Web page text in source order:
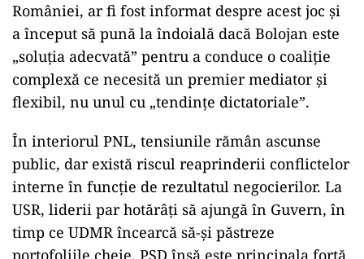
României, ar fi fost informat despre acest joc și
a început să pună la îndoială dacă Bolojan este
„soluția adecvată” pentru a conduce o coaliție
complexă ce necesită un premier mediator și
flexibil, nu unul cu „tendințe dictatoriale”.
În interiorul PNL, tensiunile rămân ascunse
public, dar există riscul reaprinderii conflictelor
interne în funcție de rezultatul negocierilor. La
USR, liderii par hotărâți să ajungă în Guvern, în
timp ce UDMR încearcă să-și păstreze
portofoliile cheie. PSD însă este principala forță